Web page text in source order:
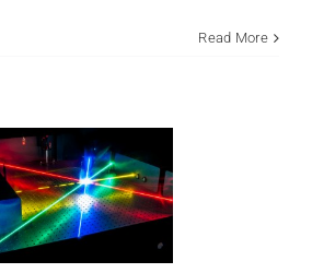
Read More
Technology